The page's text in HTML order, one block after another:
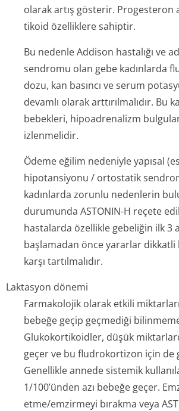
olarak artış gösterir.
tikoid özelliklere sahiptir.
Bu nedenle Addison hastalığı ve
sendromu olan gebe kadınlarda
dozu, kan basıncı ve serum
devamlı olarak arttırılmalıdır. Bu
bebekleri, hipoadrenalizm
izlenmelidir.
Ödeme eğilim nedeniyle yapısal
hipotansiyonu / ortostatik
kadınlarda zorunlu nedenlerin
durumunda ASTONIN-H reçete
hastalarda özellikle gebeliğin ilk 3
başlamadan önce yararlar
karşı tartılmalıdır.
Laktasyon dönemi
Farmakolojik olarak etkili
bebeğe geçip geçmediği
Glukokortikoidler, düşük
geçer ve bu fludrokortizon için de
Genellikle annede sistemik
1/100’ünden azı bebeğe geçer.
etme/emzirmeyi bırakma veya